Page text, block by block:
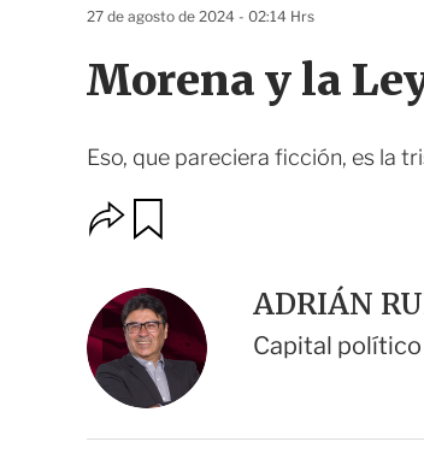
Morena y la
Eso, que pareciera ficción, es la
27 de agosto de 2024 - 02:14 Hrs
O
p
o
n
e
s
d
e
c
d
r
ADRIÁN
Capital político